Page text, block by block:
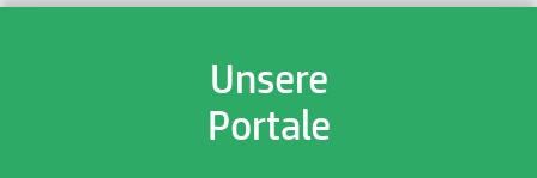
Unsere
Portale